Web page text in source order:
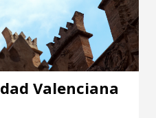
Valenciana